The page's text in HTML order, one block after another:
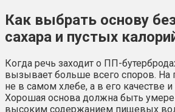
Как выбрать основу
сахара и пустых
Когда речь заходит о ПП-
вызывает больше всего споров. На
не в самом хлебе, а в его качестве и
Хорошая основа должна быть
высоким содержанием пищевых